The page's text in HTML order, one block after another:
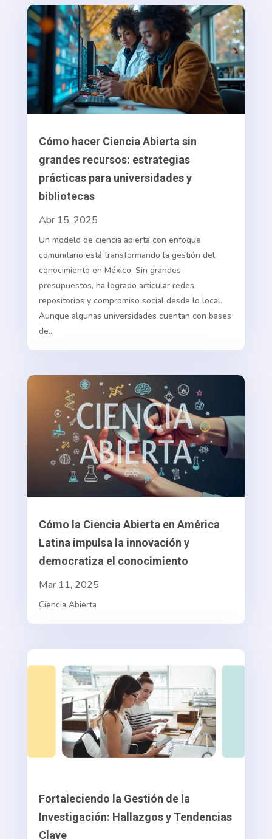
Cómo hacer Ciencia Abierta sin
grandes recursos: estrategias
prácticas para universidades y
bibliotecas
Abr 15, 2025
Un modelo de ciencia abierta con enfoque
comunitario está transformando la gestión del
conocimiento en México. Sin grandes
presupuestos, ha logrado articular redes,
repositorios y compromiso social desde lo local.
Aunque algunas universidades cuentan con bases
de...
Cómo la Ciencia Abierta en América
Latina impulsa la innovación y
democratiza el conocimiento
Mar 11, 2025
Ciencia Abierta
Fortaleciendo la Gestión de la
Investigación: Hallazgos y Tendencias
Clave